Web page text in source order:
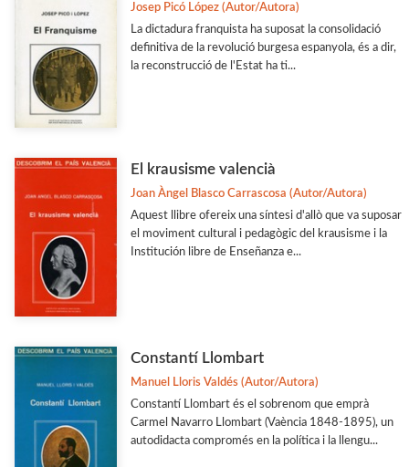
Josep Picó López (Autor/Autora)
La dictadura franquista ha suposat la consolidació
definitiva de la revolució burgesa espanyola, és a dir,
la reconstrucció de l'Estat ha ti...
El krausisme valencià
Joan Àngel Blasco Carrascosa (Autor/Autora)
Aquest llibre ofereix una síntesi d'allò que va suposar
el moviment cultural i pedagògic del krausisme i la
Institución libre de Enseñanza e...
Constantí Llombart
Manuel Lloris Valdés (Autor/Autora)
Constantí Llombart és el sobrenom que emprà
Carmel Navarro Llombart (Vaència 1848-1895), un
autodidacta compromés en la política i la llengu...